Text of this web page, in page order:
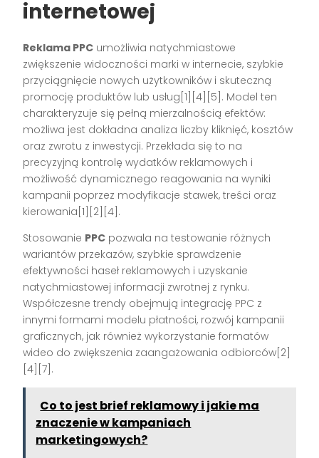
internetowej
Reklama PPC umożliwia natychmiastowe
zwiększenie widoczności marki w internecie, szybkie
przyciągnięcie nowych użytkowników i skuteczną
promocję produktów lub usług[1][4][5]. Model ten
charakteryzuje się pełną mierzalnością efektów:
możliwa jest dokładna analiza liczby kliknięć, kosztów
oraz zwrotu z inwestycji. Przekłada się to na
precyzyjną kontrolę wydatków reklamowych i
możliwość dynamicznego reagowania na wyniki
kampanii poprzez modyfikacje stawek, treści oraz
kierowania[1][2][4].
Stosowanie PPC pozwala na testowanie różnych
wariantów przekazów, szybkie sprawdzenie
efektywności haseł reklamowych i uzyskanie
natychmiastowej informacji zwrotnej z rynku.
Współczesne trendy obejmują integrację PPC z
innymi formami modelu płatności, rozwój kampanii
graficznych, jak również wykorzystanie formatów
wideo do zwiększenia zaangażowania odbiorców[2]
[4][7].
Co to jest brief reklamowy i jakie ma
znaczenie w kampaniach
marketingowych?